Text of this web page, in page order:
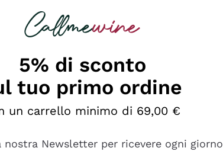
5% di sconto
tuo primo ordine
un carrello minimo di 69,00 €
nostra Newsletter per ricevere ogni giorno